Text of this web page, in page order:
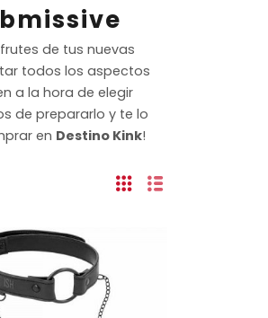
de tus nuevas
todos los aspectos
a la hora de elegir
de prepararlo y te lo
en Destino Kink!